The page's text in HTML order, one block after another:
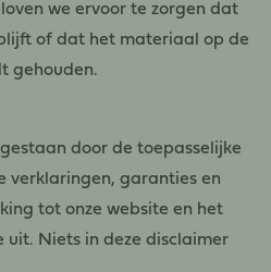
we ervoor te zorgen dat
of dat het materiaal op de
gehouden.
​​door de toepasselijke
verklaringen, garanties en
tot onze website en het
uit. Niets in deze disclaimer